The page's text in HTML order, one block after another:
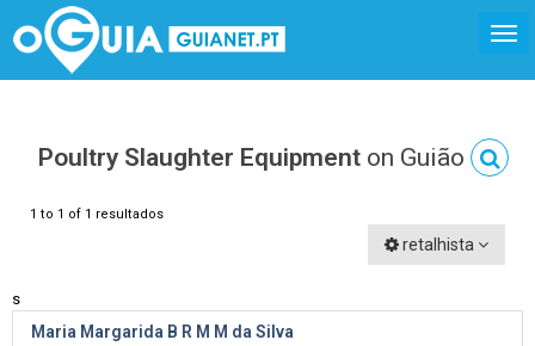
Poultry Slaughter Equipment on Guião
1 to 1 of 1 resultados
retalhista
s
Maria Margarida B R M M da Silva